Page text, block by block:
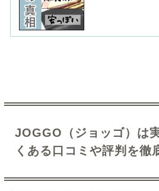
JOGGO（ジョッゴ）は
くある口コミや評判を徹